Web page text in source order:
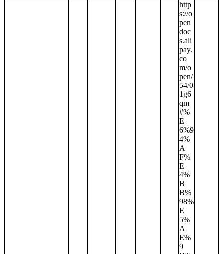
http
s://o
pen
doc
s.ali
pay.
co
m/o
pen/
54/0
1g6
qm
#%
E
6%9
4%
A
F%
E
4%
B
B%
98%
E
5%
A
E%
9